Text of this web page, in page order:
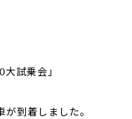
試乗会」
到着しました。